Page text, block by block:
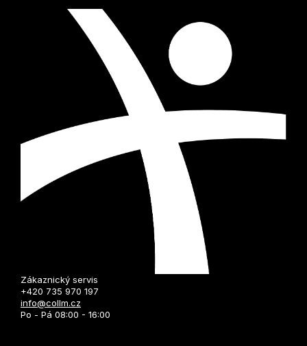
Zákaznický servis
+420 735 970 197
info@collm.cz
Po - Pá 08:00 - 16:00